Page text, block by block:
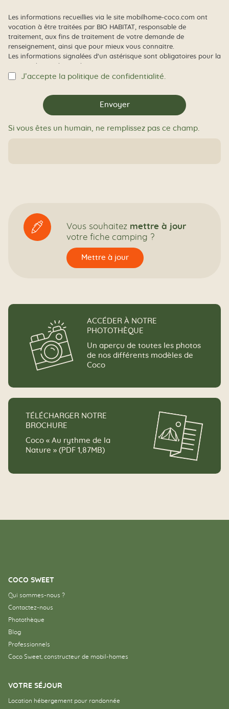
Les informations recueillies via le site mobilhome-coco.com ont
vocation à être traitées par BIO HABITAT, responsable de
traitement, aux fins de traitement de votre demande de
renseignement, ainsi que pour mieux vous connaitre.
Les informations signalées d'un astérisque sont obligatoires pour la
Conformément à la réglementation applicable en matière de
d’un droit d’accès (et) de rectification,
d'effacement et de portabilité des informations
d'un droit de limitation et d’opposition pour des
électronique suivante :
Vous pouvez à tout moment retirer votre consentement
en écrivant à la même adresse.
Toutefois, votre opposition peut, en pratique et selon le
cas, avoir une incidence sur votre demande d’information.
Pour plus d’informations concernant ce traitement nous
J’accepte la politique de confidentialité.
Envoyer
Si vous êtes un humain, ne remplissez pas ce champ.
🖊 Vous souhaitez mettre à jour
votre fiche camping ?
Mettre à jour
ACCÉDER À NOTRE
PHOTOTHÈQUE
Un aperçu de toutes les photos
de nos différents modèles de
Coco
TÉLÉCHARGER NOTRE
BROCHURE
Coco « Au rythme de la
Nature » (PDF 1,87MB)
COCO SWEET
Qui sommes-nous ?
Contactez-nous
Photothèque
Blog
Professionnels
Coco Sweet, constructeur de mobil-homes
VOTRE SÉJOUR
Location hébergement pour randonnée